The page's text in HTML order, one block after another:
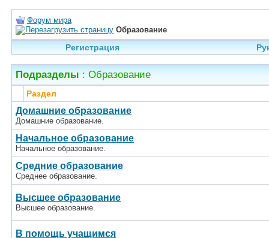
Форум мира
Образование
Регистрация
Подразделы : Образование
Раздел
Домашние образование
Домашние образование.
Начальное образование
Начальное образование.
Средние образование
Среднее образование.
Высшее образование
Высшее образование.
В помощь учащимся